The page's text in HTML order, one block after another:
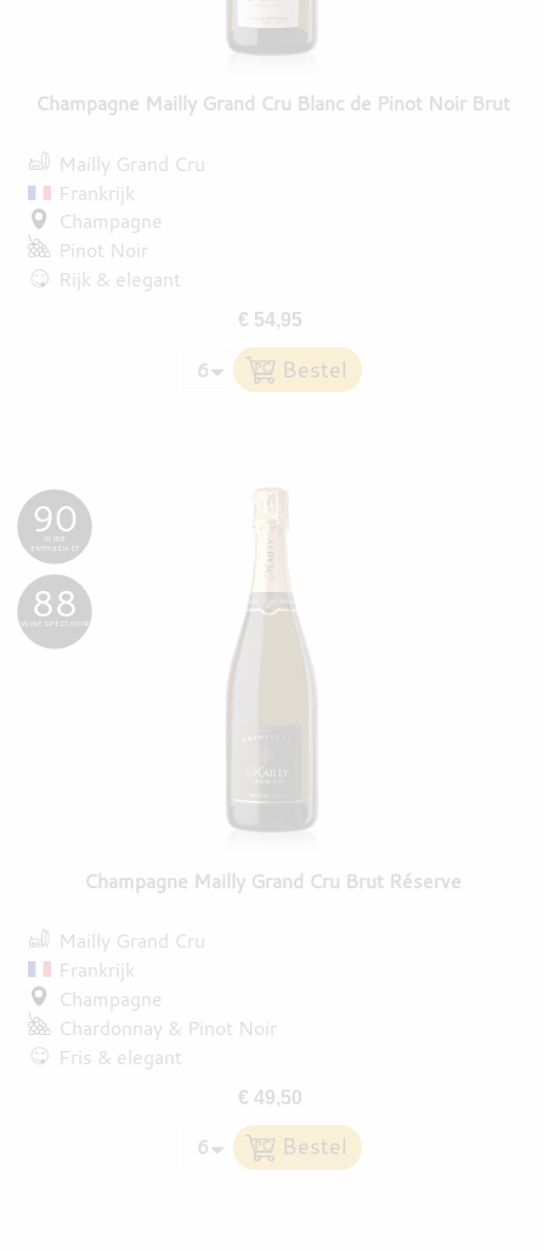
Champagne Mailly Grand Cru Blanc de Pinot Noir Brut
Mailly Grand Cru
Frankrijk
Champagne
Pinot Noir
Rijk & elegant
€ 54,95
Champagne Mailly Grand Cru Brut Réserve
90
WINE
ENTHUSIAST
88
WINE SPECTATOR
Mailly Grand Cru
Frankrijk
Champagne
Chardonnay
Pinot Noir
Fris & elegant
€ 49,50